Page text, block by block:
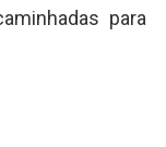
para